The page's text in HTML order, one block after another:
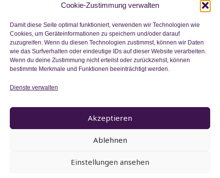
Cookie-Zustimmung verwalten
Damit diese Seite optimal funktioniert, verwenden wir Technologien wie
Cookies, um Geräteinformationen zu speichern und/oder darauf
zuzugreifen. Wenn du diesen Technologien zustimmst, können wir Daten
wie das Surfverhalten oder eindeutige IDs auf dieser Website verarbeiten.
Wenn du deine Zustimmung nicht erteilst oder zurückziehst, können
bestimmte Merkmale und Funktionen beeinträchtigt werden.
Dienste verwalten
Akzeptieren
Ablehnen
Einstellungen ansehen
Schatzsuche Schnitzeljagd Schottland
Schule Trauer Viktorianische Ära Wahnsinn
Waisenkind Wirtschaftskrise Wortwitz Zeitreise
Zwillinge
Nichts mehr verpassen